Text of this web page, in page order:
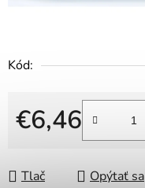
Kód:
€6,46
Jednotková cena:
Tlač Opýtať sa